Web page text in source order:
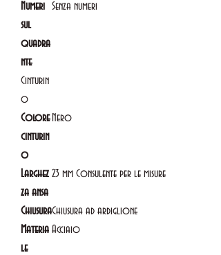
Numeri
sul
quadra
nte
Senza numeri
Cinturin
o
Colore
cinturin
o
Nero
Larghez
za ansa
23 mm Consulente per le misure
ChiusuraChiusura ad ardiglione
Materia
le
Acciaio